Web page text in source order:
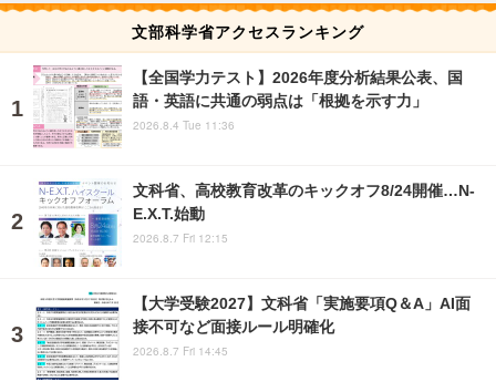
文部科学省アクセスランキング
【全国学力テスト】2026年度分析結果公表、国
語・英語に共通の弱点は「根拠を示す力」
2026.8.4 Tue 11:36
文科省、高校教育改革のキックオフ8/24開催…N-
E.X.T.始動
2026.8.7 Fri 12:15
【大学受験2027】文科省「実施要項Q＆A」AI面
接不可など面接ルール明確化
2026.8.7 Fri 14:45